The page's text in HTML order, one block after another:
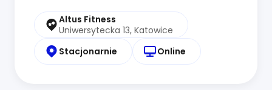
Altus Fitness
Uniwersytecka 13, Katowice
Stacjonarnie
Online